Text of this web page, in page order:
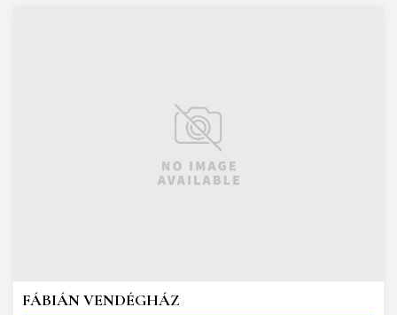
FÁBIÁN VENDÉGHÁZ